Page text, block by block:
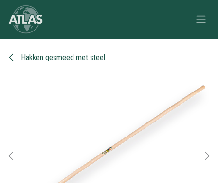
Overslaan naar inhoud
Hakken gesmeed met steel